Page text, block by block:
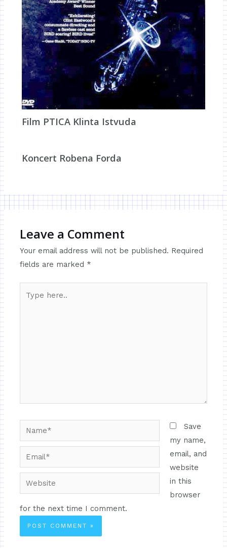
Film PTICA Klinta Istvuda
Koncert Robena Forda
Leave a Comment
Your email address will not be published. Required
fields are marked *
Save
my name,
email, and
website
in this
browser
for the next time I comment.